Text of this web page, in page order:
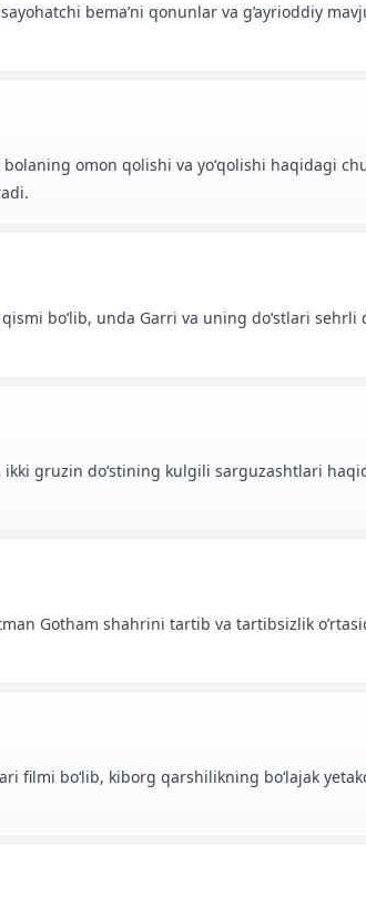
bema’ni qonunlar va g’ayrioddiy
omon qolishi va yoʻqolishi haqidagi
boʻlib, unda Garri va uning doʻstlari
gruzin doʻstining kulgili sarguzashtlari
Gotham shahrini tartib va tartibsizlik
filmi boʻlib, kiborg qarshilikning boʻlajak